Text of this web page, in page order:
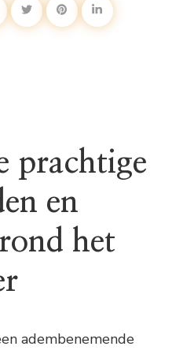
prachtige
en
het
adembenemende